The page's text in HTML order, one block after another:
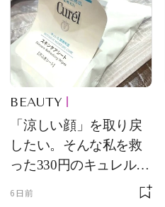
BEAUTY
「涼しい顔」を取り戻
したい。そんな私を救
った330円のキュレル名
6日前